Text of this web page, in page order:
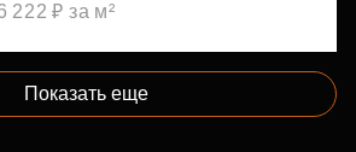
222 ₽ за м²
Показать еще